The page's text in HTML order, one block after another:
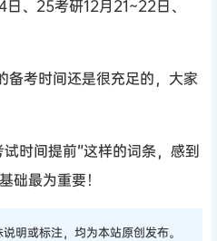
、25考研12月21~22日、
备考时间还是很充足的，大家
时间提前”这样的词条，感到
础最为重要！
明或标注，均为本站原创发布。